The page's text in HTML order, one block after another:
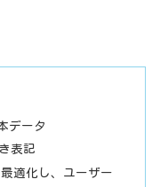
データ
表記
適化し、ユーザー